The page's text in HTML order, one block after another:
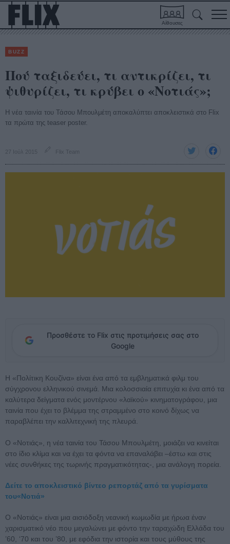
Αίθουσες
BUZZ
Πού ταξιδεύει, τι αντικρίζει, τι
ψιθυρίζει, τι κρύβει ο «Νοτιάς»;
Η νέα ταινία του Τάσου Μπουλμέτη αποκαλύπτει αποκλειστικά στο Flix
τα πρώτα της teaser poster.
27 Ιούλ 2015 Flix Team
Προσθέστε το Flix στις προτιμήσεις σας στο
Google
Η «Πολίτικη Κουζίνα» είναι ένα από τα εμβληματικά φιλμ του
σύγχρονου ελληνικού σινεμά. Μια κολοσσιαία επιτυχία κι ένα από τα
καλύτερα δείγματα ενός μοντέρνου «λαϊκού» κινηματογράφου, μια
ταινία που έχει το βλέμμα της στραμμένο στο κοινό δίχως να
παραβλέπει την καλλιτεχνική της πλευρά.
Ο «Νοτιάς», η νέα ταινία του Τάσου Μπουλμέτη, μοιάζει να κινείται
στο ίδιο κλίμα και να έχει τα φόντα να επαναλάβει –έστω και στις
νέες συνθήκες της τωρινής πραγματικότητας-, μια ανάλογη πορεία.
Δείτε το αποκλειστικό βίντεο ρεπορτάζ από τα γυρίσματα
του«Νοτιά»
Ο «Νοτιάς» είναι μια αισιόδοξη νεανική κωμωδία με ήρωα έναν
χαρισματικό νέο που μεγαλώνει με φόντο την ταραχώδη Ελλάδα του
’60, ‘70 και του ’80, με εφόδια την ιστορία και τους μύθους της